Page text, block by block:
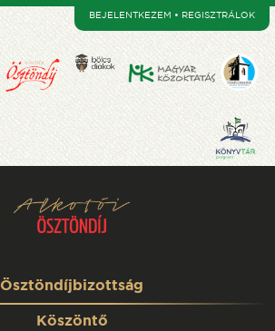
BEJELENTKEZEM • REGISZTRÁLOK
Ösztöndíjbizottság
Köszöntő